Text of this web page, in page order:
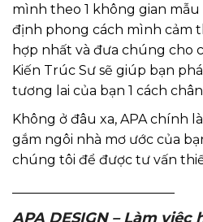
mình theo 1 không gian mẫu
định phong cách mình cảm
hợp nhất và đưa chúng cho
Kiến Trúc Sư sẽ giúp bạn
tương lai của bạn 1 cách
Không ở đâu xa, APA chính
gắm ngôi nhà mơ ước của
chúng tôi để được tư vấn
APA DESIGN – Làm